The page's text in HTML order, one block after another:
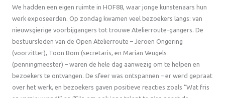
We hadden een eigen ruimte in HOF88, waar jonge kunstenaars hun
werk exposeerden. Op zondag kwamen veel bezoekers langs: van
nieuwsgierige voorbijgangers tot trouwe Atelierroute-gangers. De
bestuursleden van de Open Atelierroute – Jeroen Ongering
(voorzitter), Toon Bom (secretaris, en Marian Veugels
(penningmeester) – waren de hele dag aanwezig om te helpen en
bezoekers te ontvangen. De sfeer was ontspannen – er werd gepraat
over het werk, en bezoekers gaven positieve reacties zoals “Wat fris